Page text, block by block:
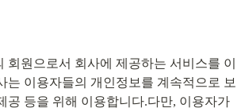
회원으로서 회사에 제공하는 서비스를 이
는 이용자들의 개인정보를 계속적으로 보
공 등을 위해 이용합니다.다만, 이용자가